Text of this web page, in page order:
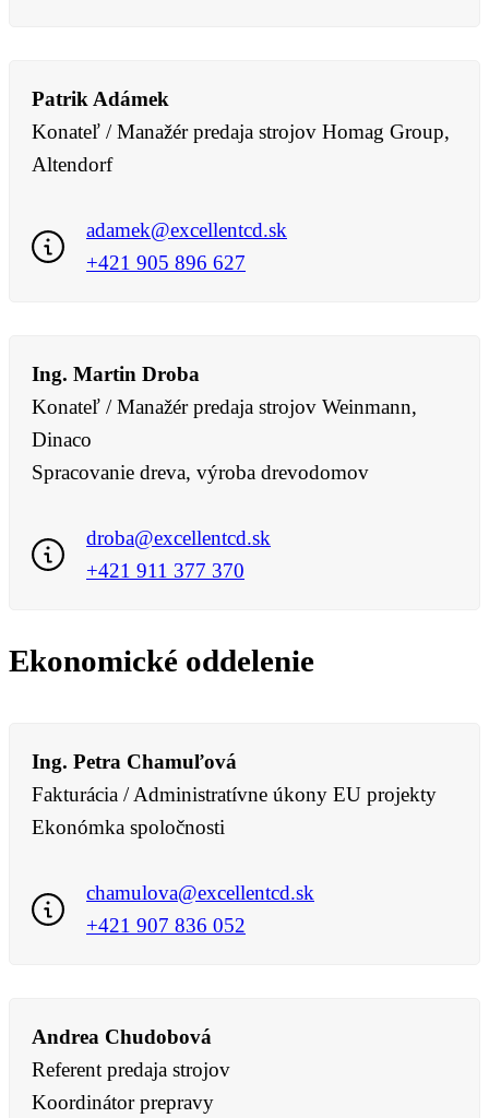
Patrik Adámek
Konateľ / Manažér predaja strojov Homag Group,
Altendorf
adamek@excellentcd.sk
+421 905 896 627
Ing. Martin Droba
Konateľ / Manažér predaja strojov Weinmann,
Dinaco
Spracovanie dreva, výroba drevodomov
droba@excellentcd.sk
+421 911 377 370
Ekonomické oddelenie
Ing. Petra Chamuľová
Fakturácia / Administratívne úkony EU projekty
Ekonómka spoločnosti
chamulova@excellentcd.sk
+421 907 836 052
Andrea Chudobová
Referent predaja strojov
Koordinátor prepravy